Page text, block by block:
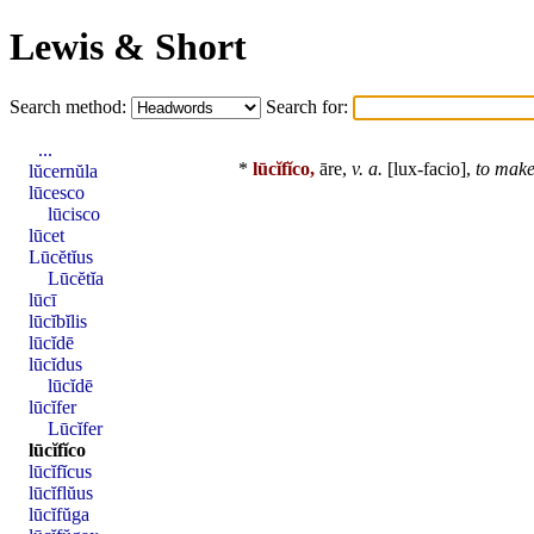
Lewis & Short
Search method: Search for:
* lūcĭfĭco, āre, v. a. [lux-facio], to
...
lŭcernŭla
lūcesco
lūcisco
lūcet
Lūcĕtĭus
Lūcĕtĭa
lūcī
lūcĭbĭlis
lūcĭdē
lūcĭdus
lūcĭdē
lūcĭfer
Lūcĭfer
lūcĭfĭco
lūcĭfĭcus
lūcĭflŭus
lūcĭfŭga